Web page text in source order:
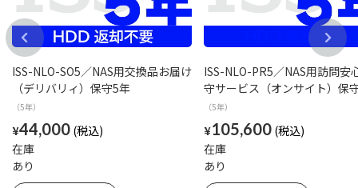
ISS-NLO-SO5／NAS用交換品お届け
（デリバリィ）保守5年
（5年）
¥44,000
在庫
あり
ISS-NLO-PR5／NAS用訪問安
守サービス（オンサイト）保
（5年）
¥105,600
在庫
あり